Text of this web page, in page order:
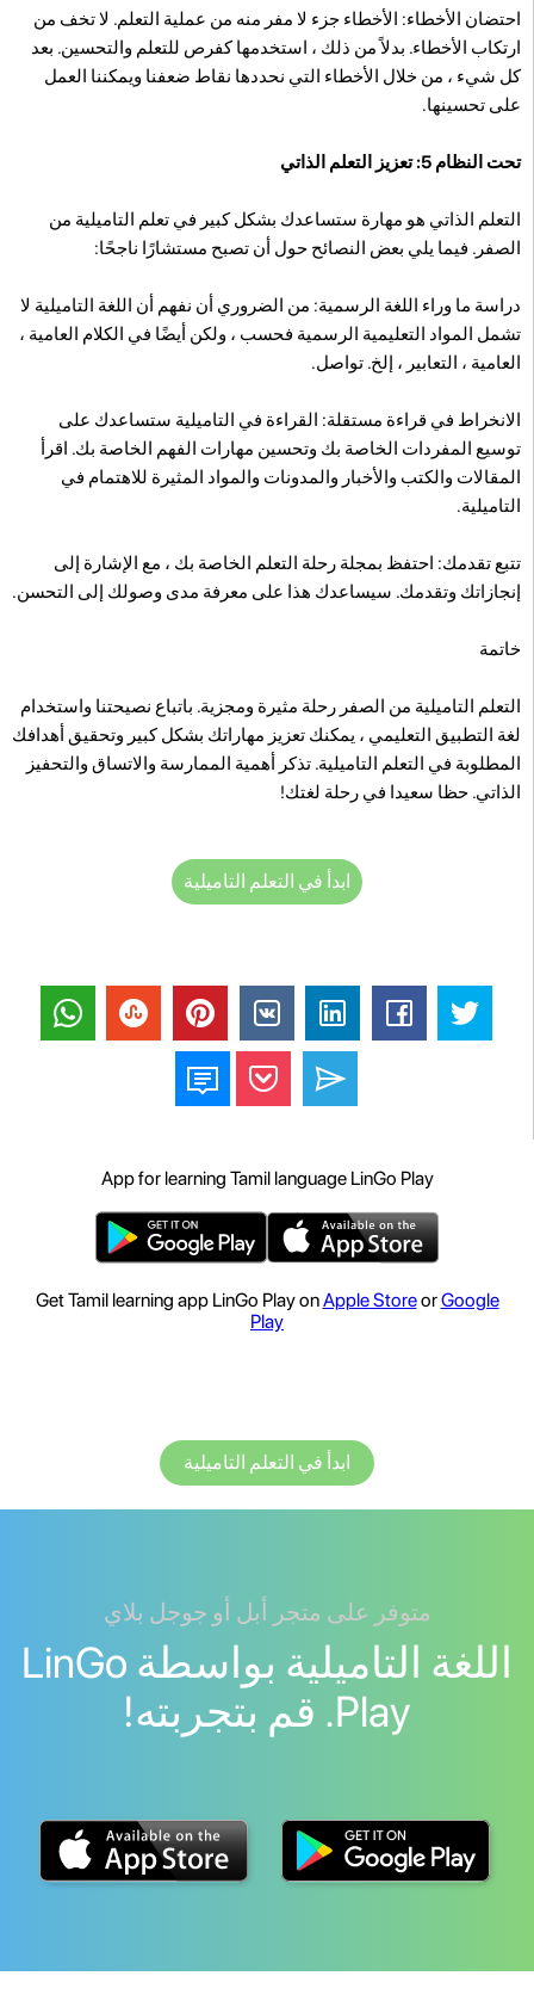
احتضان الأخطاء: الأخطاء جزء لا مفر منه من عملية التعلم. لا تخف من
ارتكاب الأخطاء. بدلاً من ذلك ، استخدمها كفرص للتعلم والتحسين. بعد
كل شيء ، من خلال الأخطاء التي نحددها نقاط ضعفنا ويمكننا العمل
على تحسينها.
تحت النظام 5: تعزيز التعلم الذاتي
التعلم الذاتي هو مهارة ستساعدك بشكل كبير في تعلم التاميلية من
الصفر. فيما يلي بعض النصائح حول أن تصبح مستشارًا ناجحًا:
دراسة ما وراء اللغة الرسمية: من الضروري أن نفهم أن اللغة التاميلية لا
تشمل المواد التعليمية الرسمية فحسب ، ولكن أيضًا في الكلام العامية ،
العامية ، التعابير ، إلخ. تواصل.
الانخراط في قراءة مستقلة: القراءة في التاميلية ستساعدك على
توسيع المفردات الخاصة بك وتحسين مهارات الفهم الخاصة بك. اقرأ
المقالات والكتب والأخبار والمدونات والمواد المثيرة للاهتمام في
التاميلية.
تتبع تقدمك: احتفظ بمجلة رحلة التعلم الخاصة بك ، مع الإشارة إلى
إنجازاتك وتقدمك. سيساعدك هذا على معرفة مدى وصولك إلى التحسن.
خاتمة
التعلم التاميلية من الصفر رحلة مثيرة ومجزية. باتباع نصيحتنا واستخدام
لغة التطبيق التعليمي ، يمكنك تعزيز مهاراتك بشكل كبير وتحقيق أهدافك
المطلوبة في التعلم التاميلية. تذكر أهمية الممارسة والاتساق والتحفيز
الذاتي. حظا سعيدا في رحلة لغتك!
ابدأ في التعلم التاميلية
App for learning Tamil language LinGo Play
Get Tamil learning app LinGo Play onApple StoreorGoogle
Play
ابدأ في التعلم التاميلية
متوفر على متجر أبل أو جوجل بلاي
اللغة التاميلية بواسطة LinGo
Play. قم بتجربته!